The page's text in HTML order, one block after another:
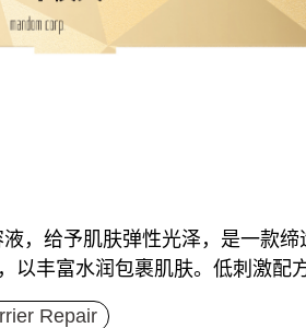
，给予肌肤弹性光泽，是一款
以丰富水润包裹肌肤。低刺激配
Repair